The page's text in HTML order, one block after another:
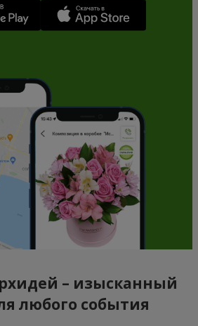
– изысканный
любого события